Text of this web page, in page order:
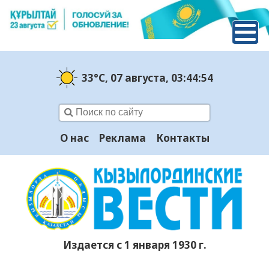
33°C, 07 августа, 03:44:56
О нас Реклама Контакты
Издается с 1 января 1930 г.